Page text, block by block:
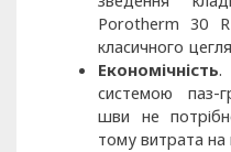
Porotherm 30
класичного
Економічність.
системою паз-
шви не
тому витрата на